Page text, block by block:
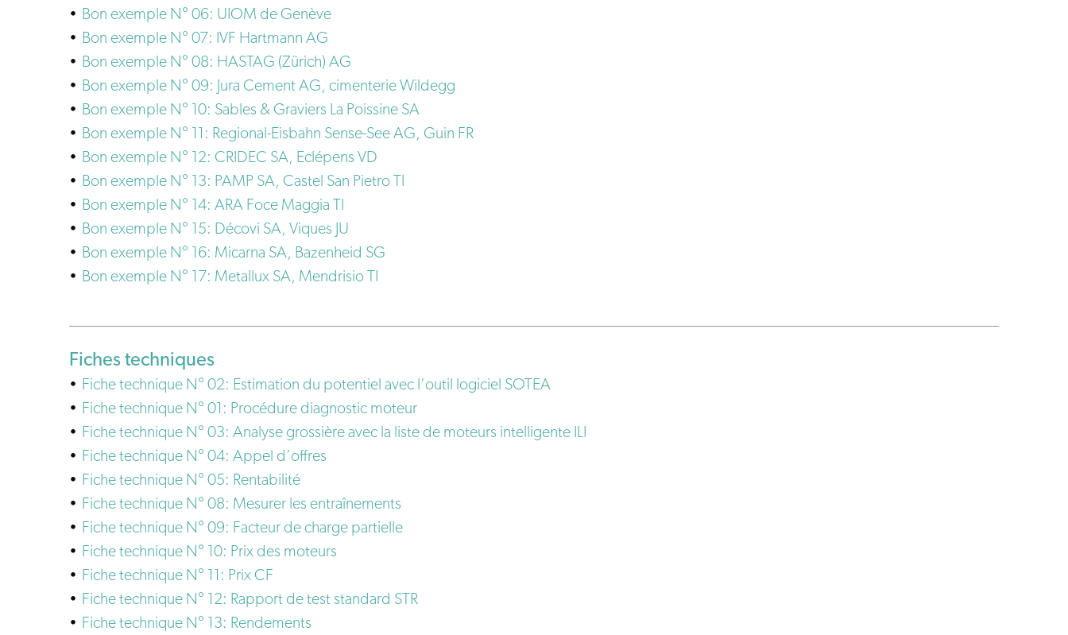
Bon exemple N° 06: UIOM de Genève
Bon exemple N° 07: IVF Hartmann AG
Bon exemple N° 08: HASTAG (Zürich) AG
Bon exemple N° 09: Jura Cement AG, cimenterie Wildegg
Bon exemple N° 10: Sables & Graviers La Poissine SA
Bon exemple N° 11: Regional-Eisbahn Sense-See AG, Guin FR
Bon exemple N° 12: CRIDEC SA, Eclépens VD
Bon exemple N° 13: PAMP SA, Castel San Pietro TI
Bon exemple N° 14: ARA Foce Maggia TI
Bon exemple N° 15: Décovi SA, Viques JU
Bon exemple N° 16: Micarna SA, Bazenheid SG
Bon exemple N° 17: Metallux SA, Mendrisio TI
Fiches techniques
Fiche technique N° 02: Estimation du potentiel avec l’outil logiciel SOTEA
Fiche technique N° 01: Procédure diagnostic moteur
Fiche technique N° 03: Analyse grossière avec la liste de moteurs intelligente ILI
Fiche technique N° 04: Appel d’offres
Fiche technique N° 05: Rentabilité
Fiche technique N° 08: Mesurer les entraînements
Fiche technique N° 09: Facteur de charge partielle
Fiche technique N° 10: Prix des moteurs
Fiche technique N° 11: Prix CF
Fiche technique N° 12: Rapport de test standard STR
Fiche technique N° 13: Rendements